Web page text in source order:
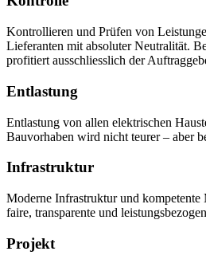
Kontrollieren und Prüfen von
Lieferanten mit absoluter Neutralität.
profitiert ausschliesslich der
Entlastung
Entlastung von allen elektrischen
Bauvorhaben wird nicht teurer – aber
Infrastruktur
Moderne Infrastruktur und kompetente
faire, transparente und
Projekt